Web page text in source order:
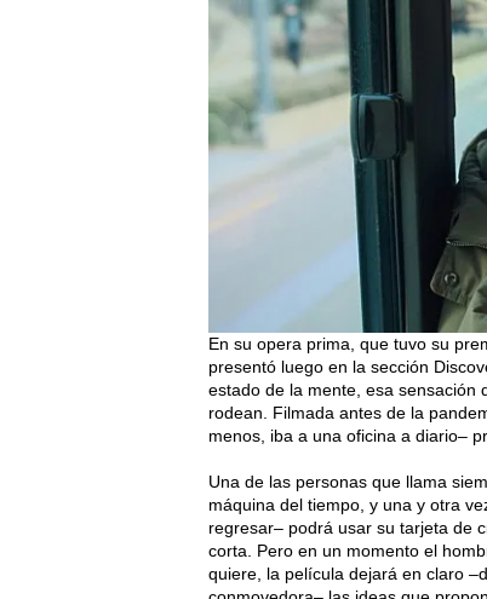
En su opera prima, que tuvo su
presentó luego en la sección
estado de la mente, esa sensación
rodean. Filmada antes de la
menos, iba a una oficina a diario–
Una de las personas que llama
máquina del tiempo, y una y otra
regresar– podrá usar su tarjeta de
corta. Pero en un momento el
quiere, la película dejará en claro